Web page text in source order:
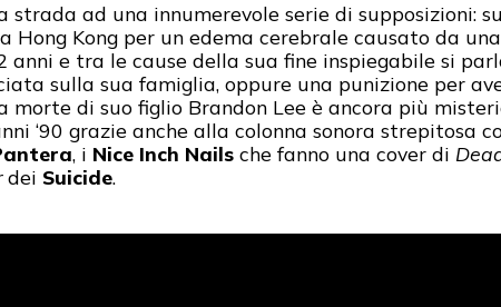
strada ad una innumerevole serie di supposizioni:
Hong Kong per un edema cerebrale causato da
anni e tra le cause della sua fine inspiegabile si
sulla sua famiglia, oppure una punizione per
morte di suo figlio Brandon Lee è ancora più
‘90 grazie anche alla colonna sonora strepitosa
, i Nice Inch Nails che fanno una cover di
dei Suicide.